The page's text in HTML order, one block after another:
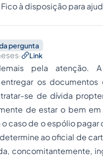
à disposição para
pergunta
· Link
pela atenção.
os
se de dívida
de estar o bem
o caso de o espólio
ao oficial de
concomitantemente,